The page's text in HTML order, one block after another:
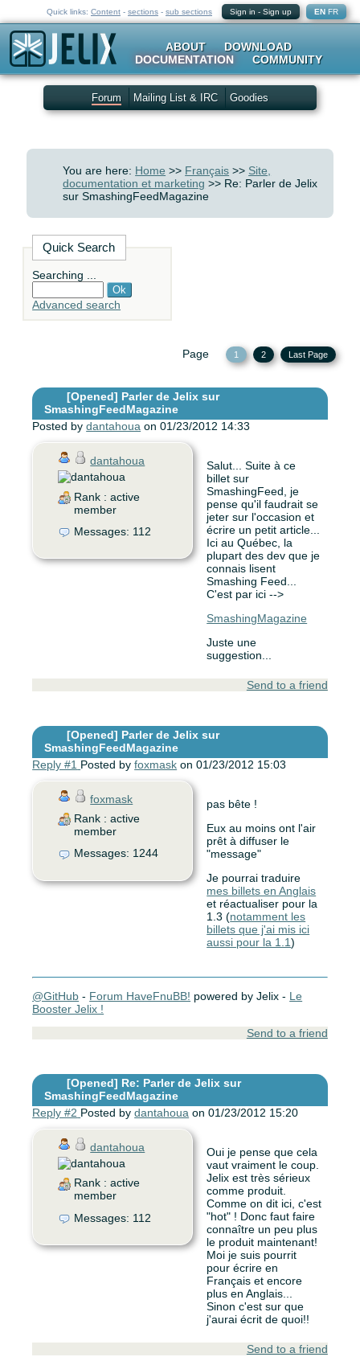
Quick links: Content - sections - sub sections Sign in - Sign up EN FR
ABOUT
DOWNLOAD
DOCUMENTATION
COMMUNITY
Forum Mailing List & IRC Goodies
You are here: Home >> Français >> Site,
documentation et marketing >> Re: Parler de Jelix
sur SmashingFeedMagazine
Quick Search
Searching ...
Advanced search
Page 1 2 Last Page
[Opened] Parler de Jelix sur
SmashingFeedMagazine
Posted bydantahoua on 01/23/2012 14:33
dantahoua
Rank : active
member
Messages: 112
Salut... Suite à ce
billet sur
SmashingFeed, je
pense qu'il faudrait se
jeter sur l'occasion et
écrire un petit article...
Ici au Québec, la
plupart des dev que je
connais lisent
Smashing Feed...
C'est par ici -->
SmashingMagazine
Juste une
suggestion...
Send to a friend
[Opened] Parler de Jelix sur
SmashingFeedMagazine
Reply #1 Posted byfoxmask on 01/23/2012 15:03
foxmask
Rank : active
member
Messages: 1244
pas bête !
Eux au moins ont l'air
prêt à diffuser le
"message"
Je pourrai traduire
mes billets en Anglais
et réactualiser pour la
1.3 (notamment les
billets que j'ai mis ici
aussi pour la 1.1)
@GitHub - Forum HaveFnuBB! powered by Jelix - Le
Booster Jelix !
Send to a friend
[Opened] Re: Parler de Jelix sur
SmashingFeedMagazine
Reply #2 Posted bydantahoua on 01/23/2012 15:20
dantahoua
Rank : active
member
Messages: 112
Oui je pense que cela
vaut vraiment le coup.
Jelix est très sérieux
comme produit.
Comme on dit ici, c'est
"hot" ! Donc faut faire
connaître un peu plus
le produit maintenant!
Moi je suis pourrit
pour écrire en
Français et encore
plus en Anglais...
Sinon c'est sur que
j'aurai écrit de quoi!!
Send to a friend